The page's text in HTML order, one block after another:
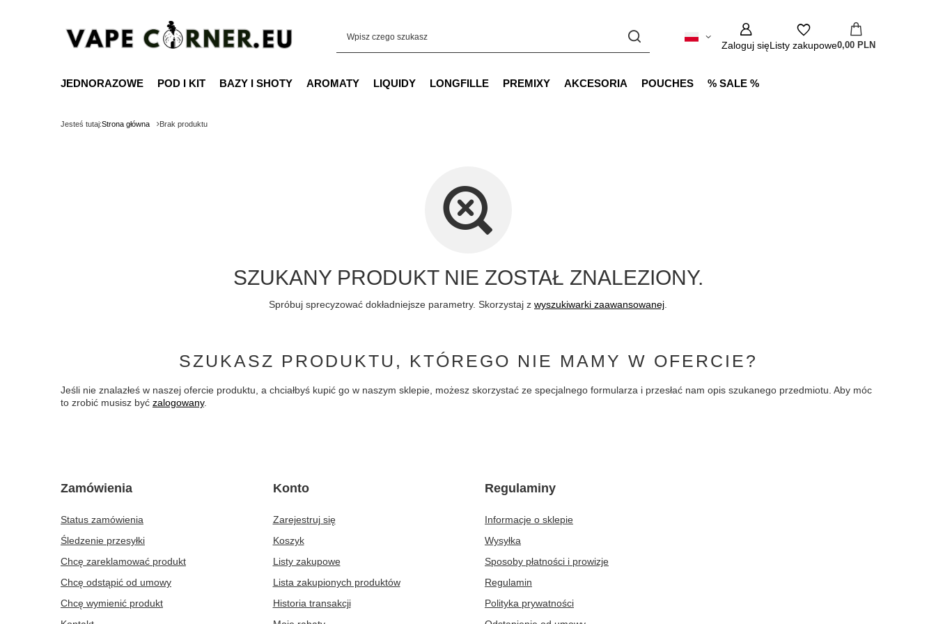
Zaloguj sięListy zakupowe0,00 PLN
JEDNORAZOWE POD I KIT BAZY I SHOTY AROMATY LIQUIDY LONGFILLE PREMIXY AKCESORIA POUCHES % SALE %
Jesteś tutaj:Strona główna Brak produktu
SZUKANY PRODUKT NIE ZOSTAŁ ZNALEZIONY.
Spróbuj sprecyzować dokładniejsze parametry. Skorzystaj z wyszukiwarki zaawansowanej
SZUKASZ PRODUKTU, KTÓREGO NIE MAMY W OFERCIE?
Jeśli nie znalazłeś w naszej ofercie produktu, a chciałbyś kupić go w naszym sklepie, możesz skorzystać ze specjalnego formularza i przesłać nam opis szukanego przedmiotu. Aby móc
to zrobić musisz być zalogowany.
Zamówienia
Status zamówienia
Śledzenie przesyłki
Chcę zareklamować produkt
Chcę odstąpić od umowy
Chcę wymienić produkt
Konto
Zarejestruj się
Koszyk
Listy zakupowe
Lista zakupionych produktów
Historia transakcji
Regulaminy
Informacje o sklepie
Wysyłka
Sposoby płatności i prowizje
Regulamin
Polityka prywatności